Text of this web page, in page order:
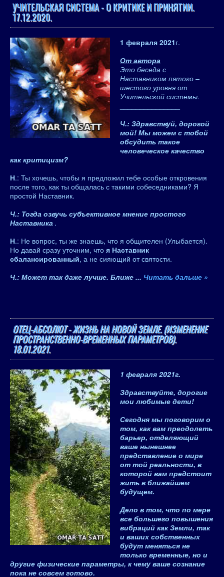
УЧИТЕЛЬСКАЯ СИСТЕМА - О КРИТИКЕ И ПРИНЯТИИ.
17.12.2020.
1 февраля 2021г.
От автора
Это беседа с
Наставником пятого –
шестого уровня от
Учительской системы.
Ч.: Здравствуй, дорогой
мой! Мы можем с тобой
обсудить такое
человеческое качество
как критицизм?
Н.: Ты хочешь, чтобы я предложил тебе особые откровения
после того, как ты общалась с такими собеседниками? Я
простой Наставник.
Ч.: Тогда озвучь субъективное мнение простого
Наставника .
Н.: Не вопрос, ты же знаешь, что я общителен (Улыбается).
Но давай сразу уточним, что я Наставник
сбалансированный, а не сияющий от святости.
Ч.: Может так даже лучше. Ближе ... Читать дальше »
ОТЕЦ-АБСОЛЮТ - ЖИЗНЬ НА НОВОЙ ЗЕМЛЕ. (ИЗМЕНЕНИЕ
ПРОСТРАНСТВЕННО-ВРЕМЕННЫХ ПАРАМЕТРОВ).
18.01.2021.
1 февраля 2021г.
Здравствуйте, дорогие
мои любимые дети!
Сегодня мы поговорим о
том, как вам преодолеть
барьер, отделяющий
ваше нынешнее
представление о мире
от той реальности, в
которой вам предстоит
жить в ближайшем
будущем.
Дело в том, что по мере
все большего повышения
вибраций как Земли, так
и ваших собственных
будут меняться не
только временные, но и
другие физические параметры, к чему ваше сознание
пока не совсем готово.